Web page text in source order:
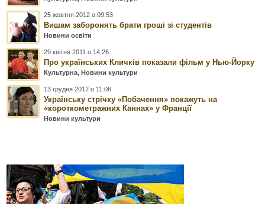
25 жовтня 2012 о 09:53
Вишам заборонять брати гроші зі студентів
Новини освіти
29 квітня 2011 о 14:26
Про українських Кличків показали фільм у Нью-Йорку
Культурна ,Новини культури
13 грудня 2012 о 11:06
Українську стрічку «Побачення» покажуть на
«короткометражних Каннах» у Франції
Новини культури